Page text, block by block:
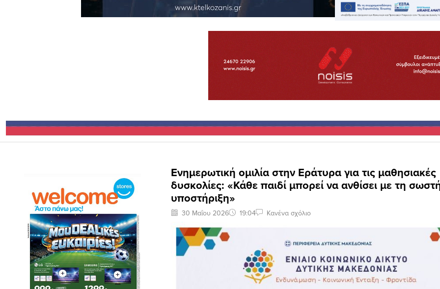
Ενημερωτική ομιλία στην Εράτυρα για τις μαθησιακές
δυσκολίες: «Κάθε παιδί μπορεί να ανθίσει με τη
υποστήριξη»
30 Μαΐου 2026 19:04 Κανένα σχόλιο